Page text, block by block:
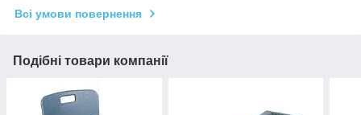
Всі умови повернення
Подібні товари компанії